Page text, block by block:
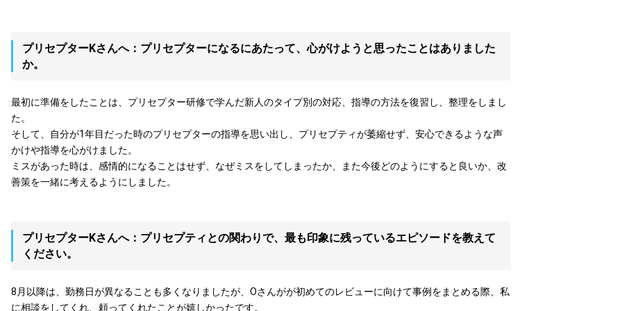
プリセプターKさんへ：プリセプターになるにあたって、心がけようと思ったことはありました
か。
最初に準備をしたことは、プリセプター研修で学んだ新人のタイプ別の対応、指導の方法を復習し、整理をしまし
た。
そして、自分が1年目だった時のプリセプターの指導を思い出し、プリセプティが萎縮せず、安心できるような声
かけや指導を心がけました。
ミスがあった時は、感情的になることはせず、なぜミスをしてしまったか、また今後どのようにすると良いか、改
善策を一緒に考えるようにしました。
プリセプターKさんへ：プリセプティとの関わりで、最も印象に残っているエピソードを教えて
ください。
8月以降は、勤務日が異なることも多くなりましたが、Oさんがが初めてのレビューに向けて事例をまとめる際、私
に相談をしてくれ、頼ってくれたことが嬉しかったです。